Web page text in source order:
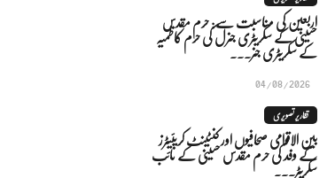
اربعین کی مناسبت سے: حرم مقدس
حسینی کے سکریٹری جنرل کی حرم کاظمیہ
کے سکریٹری جنر...
04/08/2026
تقاریر تصویری
بین الاقوامی صحافیوں اور کنٹینٹ کریئیٹرز
کے وفد کی حرم مقدس حسینی کے نائب
سکریٹر...